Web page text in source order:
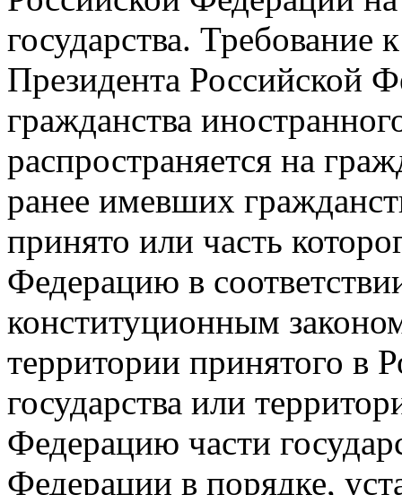
государства. Требование
Президента Российской
гражданства
распространяется на
ранее имевших
принято или часть
Федерацию в
конституционным
территории принятого в
государства или
Федерацию части
Федерации в порядке,